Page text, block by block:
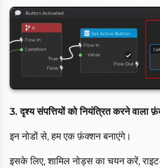
3. दृश्य संपत्तियों को नियंत्रित करने वाला
इन नोडों से, हम एक फ़ंक्शन बनाएंगे।
इसके लिए, शामिल नोड्स का चयन करें,